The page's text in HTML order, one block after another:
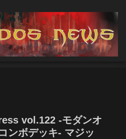
vol.122 -モダンオ
ンボデッキ- マジッ